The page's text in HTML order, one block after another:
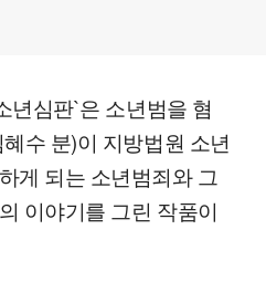
년심판`은 소년범을 혐
수 분)이 지방법원 소년
게 되는 소년범죄와 그
이야기를 그린 작품이